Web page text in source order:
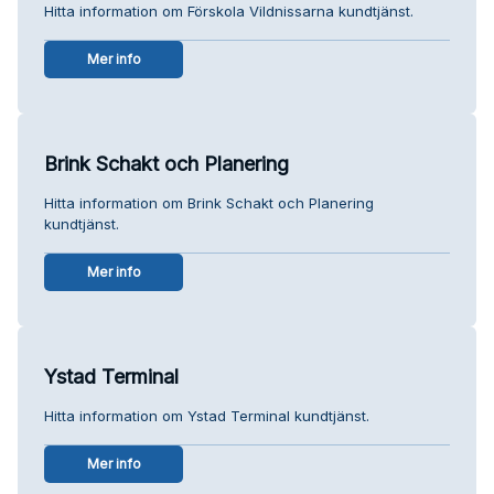
Hitta information om Förskola Vildnissarna kundtjänst.
Mer info
Brink Schakt och Planering
Hitta information om Brink Schakt och Planering
kundtjänst.
Mer info
Ystad Terminal
Hitta information om Ystad Terminal kundtjänst.
Mer info